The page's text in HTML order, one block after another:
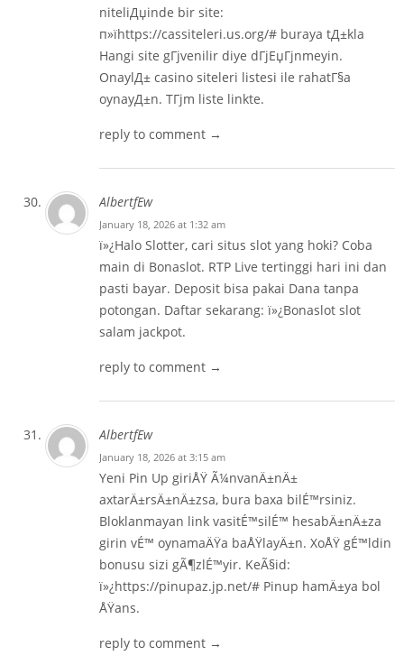
niteliДџinde bir site:
п»їhttps://cassiteleri.us.org/# buraya tД±kla
Hangi site gГјvenilir diye dГјЕџГјnmeyin.
OnaylД± casino siteleri listesi ile rahatГ§a
oynayД±n. TГјm liste linkte.
reply to comment →
AlbertfEw
January 18, 2026 at 1:32 am
ï»¿Halo Slotter, cari situs slot yang hoki? Coba
main di Bonaslot. RTP Live tertinggi hari ini dan
pasti bayar. Deposit bisa pakai Dana tanpa
potongan. Daftar sekarang: ï»¿Bonaslot slot
salam jackpot.
reply to comment →
AlbertfEw
January 18, 2026 at 3:15 am
Yeni Pin Up giriÅŸ Ã¼nvanÄ±nÄ±
axtarÄ±rsÄ±nÄ±zsa, bura baxa bilÉ™rsiniz.
Bloklanmayan link vasitÉ™silÉ™ hesabÄ±nÄ±za
girin vÉ™ oynamaÄŸa baÅŸlayÄ±n. XoÅŸ gÉ™ldin
bonusu sizi gÃ¶zlÉ™yir. KeÃ§id:
ï»¿https://pinupaz.jp.net/# Pinup hamÄ±ya bol
ÅŸans.
reply to comment →